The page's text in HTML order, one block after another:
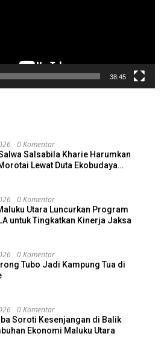
38:45
0 Komentar
Salsabila Kharie Harumkan
Lewat Duta Ekobudaya
0 Komentar
Utara Luncurkan Program
untuk Tingkatkan Kinerja Jaksa
0 Komentar
Tubo Jadi Kampung Tua di
0 Komentar
Soroti Kesenjangan di Balik
Ekonomi Maluku Utara